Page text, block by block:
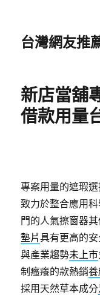
台灣網友推
新店當舖
借款用量
專案用量的遮瑕
致力於整合應用
門的人氣擦窗器
墊片具有更高的
與產業趨勢未上市
制瘙癢的款熱銷
採用天然草本成分